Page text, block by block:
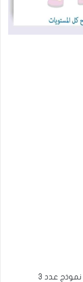
نموذج عدد 3